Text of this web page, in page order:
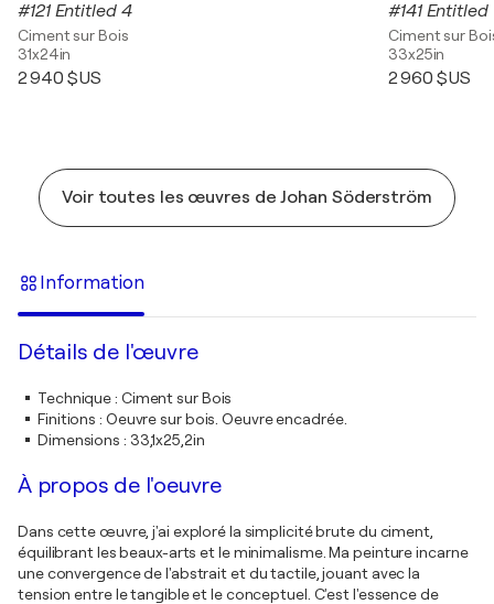
#121 Entitled 4
Ciment sur Bois
31x24in
2 940 $US
#141 Entitled
Ciment sur
33x25in
2 960 $US
Voir toutes les œuvres de Johan Söderström
Information
Détails de l'œuvre
Technique: Ciment sur Bois
Finitions : Oeuvre sur bois. Oeuvre encadrée.
Dimensions : 33,1x25,2in
À propos de l'oeuvre
Dans cette œuvre, j'ai exploré la simplicité brute du ciment,
équilibrant les beaux-arts et le minimalisme. Ma peinture incarne
une convergence de l'abstrait et du tactile, jouant avec la
tension entre le tangible et le conceptuel. C'est l'essence de